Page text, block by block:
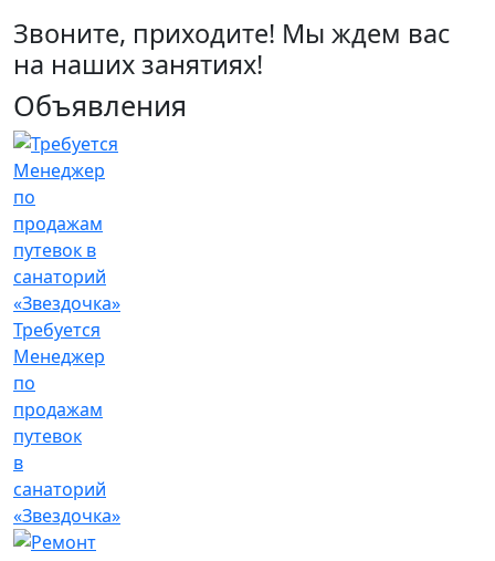
Звоните, приходите! Мы ждем вас
на наших занятиях!
Объявления
Требуется
Менеджер
по
продажам
путевок
в
санаторий
«Звездочка»